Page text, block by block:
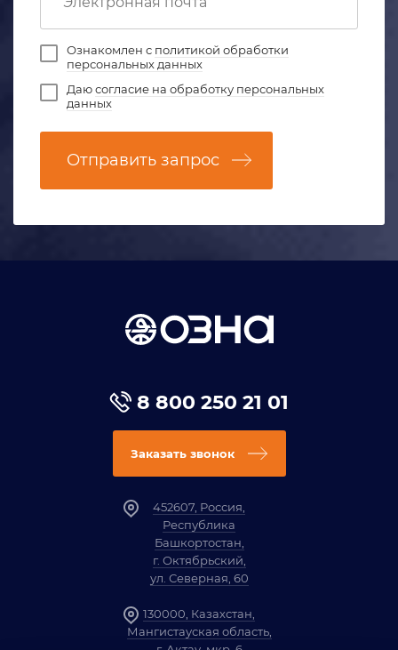
Ознакомлен с политикой обработки
персональных данных
Даюсогласие на обработку персональных
данных
Отправить запрос
8 800 250 21 01
Заказать звонок
452607, Россия,
Республика
Башкортостан,
г. Октябрьский,
ул. Северная, 60
130000, Казахстан,
Мангистауская область,